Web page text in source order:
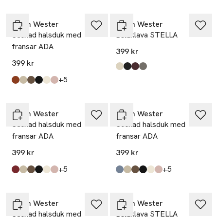
Carin Wester
Stickad halsduk med
fransar ADA
399 kr
Produkten finns i färgerna:
Golden/Blue,
White/Green,
Brown Check,
Black,
Creme White,
Soft Pink, +5
Carin Wester
Balaklava STELLA
399 kr
Produkten finns i färgerna:
Off White
Black,
Wine Red
Mole melange
Carin Wester
Stickad halsduk med
fransar ADA
399 kr
Produkten finns i färgerna:
Plum/Pink,
White/Green,
Brown Check,
Black,
Creme White,
Soft Pink, +5
Carin Wester
Stickad halsduk med
fransar ADA
399 kr
Produkten finns i färgerna:
Navy/Green,
White/Green,
Brown Check,
Black,
Creme White,
Soft Pink, +5
Carin Wester
Stickad halsduk med
Carin Wester
Balaklava STELLA